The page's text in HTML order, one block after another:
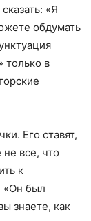
«Я
обдумать
только в
Его ставят,
все, что
к
«Он был
знаете, как